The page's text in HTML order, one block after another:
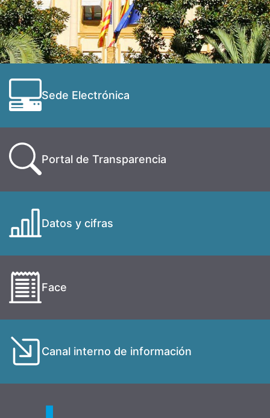
Sede Electrónica
Portal de Transparencia
Datos y cifras
Face
Canal interno de información